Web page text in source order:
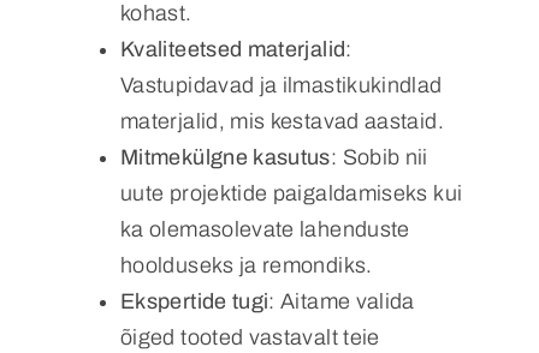
kohast.
Kvaliteetsed materjalid:
Vastupidavad ja ilmastikukindlad
materjalid, mis kestavad aastaid.
Mitmekülgne kasutus: Sobib nii
uute projektide paigaldamiseks kui
ka olemasolevate lahenduste
hoolduseks ja remondiks.
Ekspertide tugi: Aitame valida
õiged tooted vastavalt teie